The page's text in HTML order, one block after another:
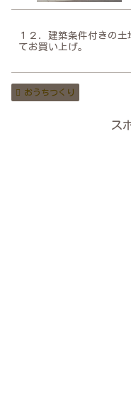
１２．建築条件付きの土
てお買い上げ。
おうちつくり
ス